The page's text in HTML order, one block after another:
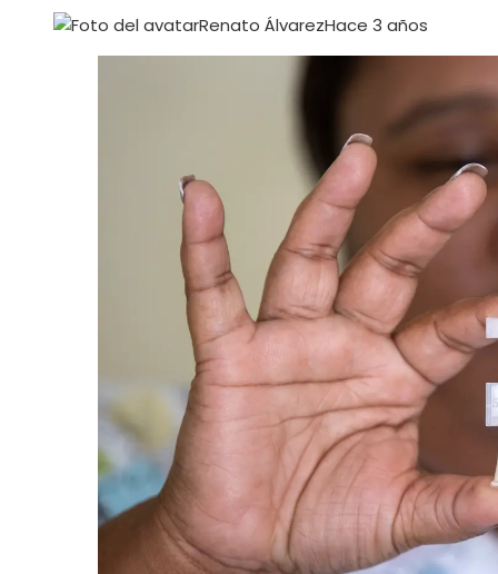
Renato ÁlvarezHace 3 años